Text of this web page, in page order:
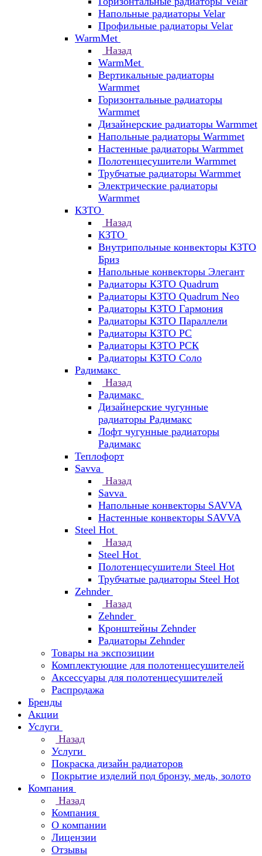
Напольные радиаторы Velar
Профильные радиаторы Velar
WarmMet
Назад
WarmMet
Вертикальные радиаторы
Warmmet
Горизонтальные радиаторы
Warmmet
Дизайнерские радиаторы Warmmet
Напольные радиаторы Warmmet
Настенные радиаторы Warmmet
Полотенцесушители Warmmet
Трубчатые радиаторы Warmmet
Электрические радиаторы
Warmmet
КЗТО
Назад
КЗТО
Внутрипольные конвекторы КЗТО
Бриз
Напольные конвекторы Элегант
Радиаторы КЗТО Quadrum
Радиаторы КЗТО Quadrum Neo
Радиаторы КЗТО Гармония
Радиаторы КЗТО Параллели
Радиаторы КЗТО РС
Радиаторы КЗТО РСК
Радиаторы КЗТО Соло
Радимакс
Назад
Радимакс
Дизайнерские чугунные
радиаторы Радимакс
Лофт чугунные радиаторы
Радимакс
Теплофорт
Savva
Назад
Savva
Напольные конвекторы SAVVA
Настенные конвекторы SAVVA
Steel Hot
Назад
Steel Hot
Полотенцесушители Steel Hot
Трубчатые радиаторы Steel Hot
Zehnder
Назад
Zehnder
Кронштейны Zehnder
Радиаторы Zehnder
Товары на экспозиции
Комплектующие для полотенцесушителей
Аксессуары для полотенцесушителей
Распродажа
Бренды
Акции
Услуги
Назад
Услуги
Покраска дизайн радиаторов
Покрытие изделий под бронзу, медь, золото
Компания
Назад
Компания
О компании
Лицензии
Отзывы